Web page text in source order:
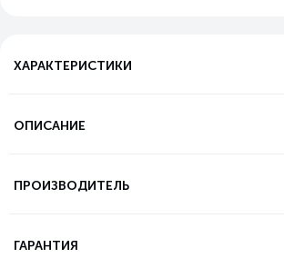
ХАРАКТЕРИСТИКИ
ОПИСАНИЕ
ПРОИЗВОДИТЕЛЬ
ГАРАНТИЯ